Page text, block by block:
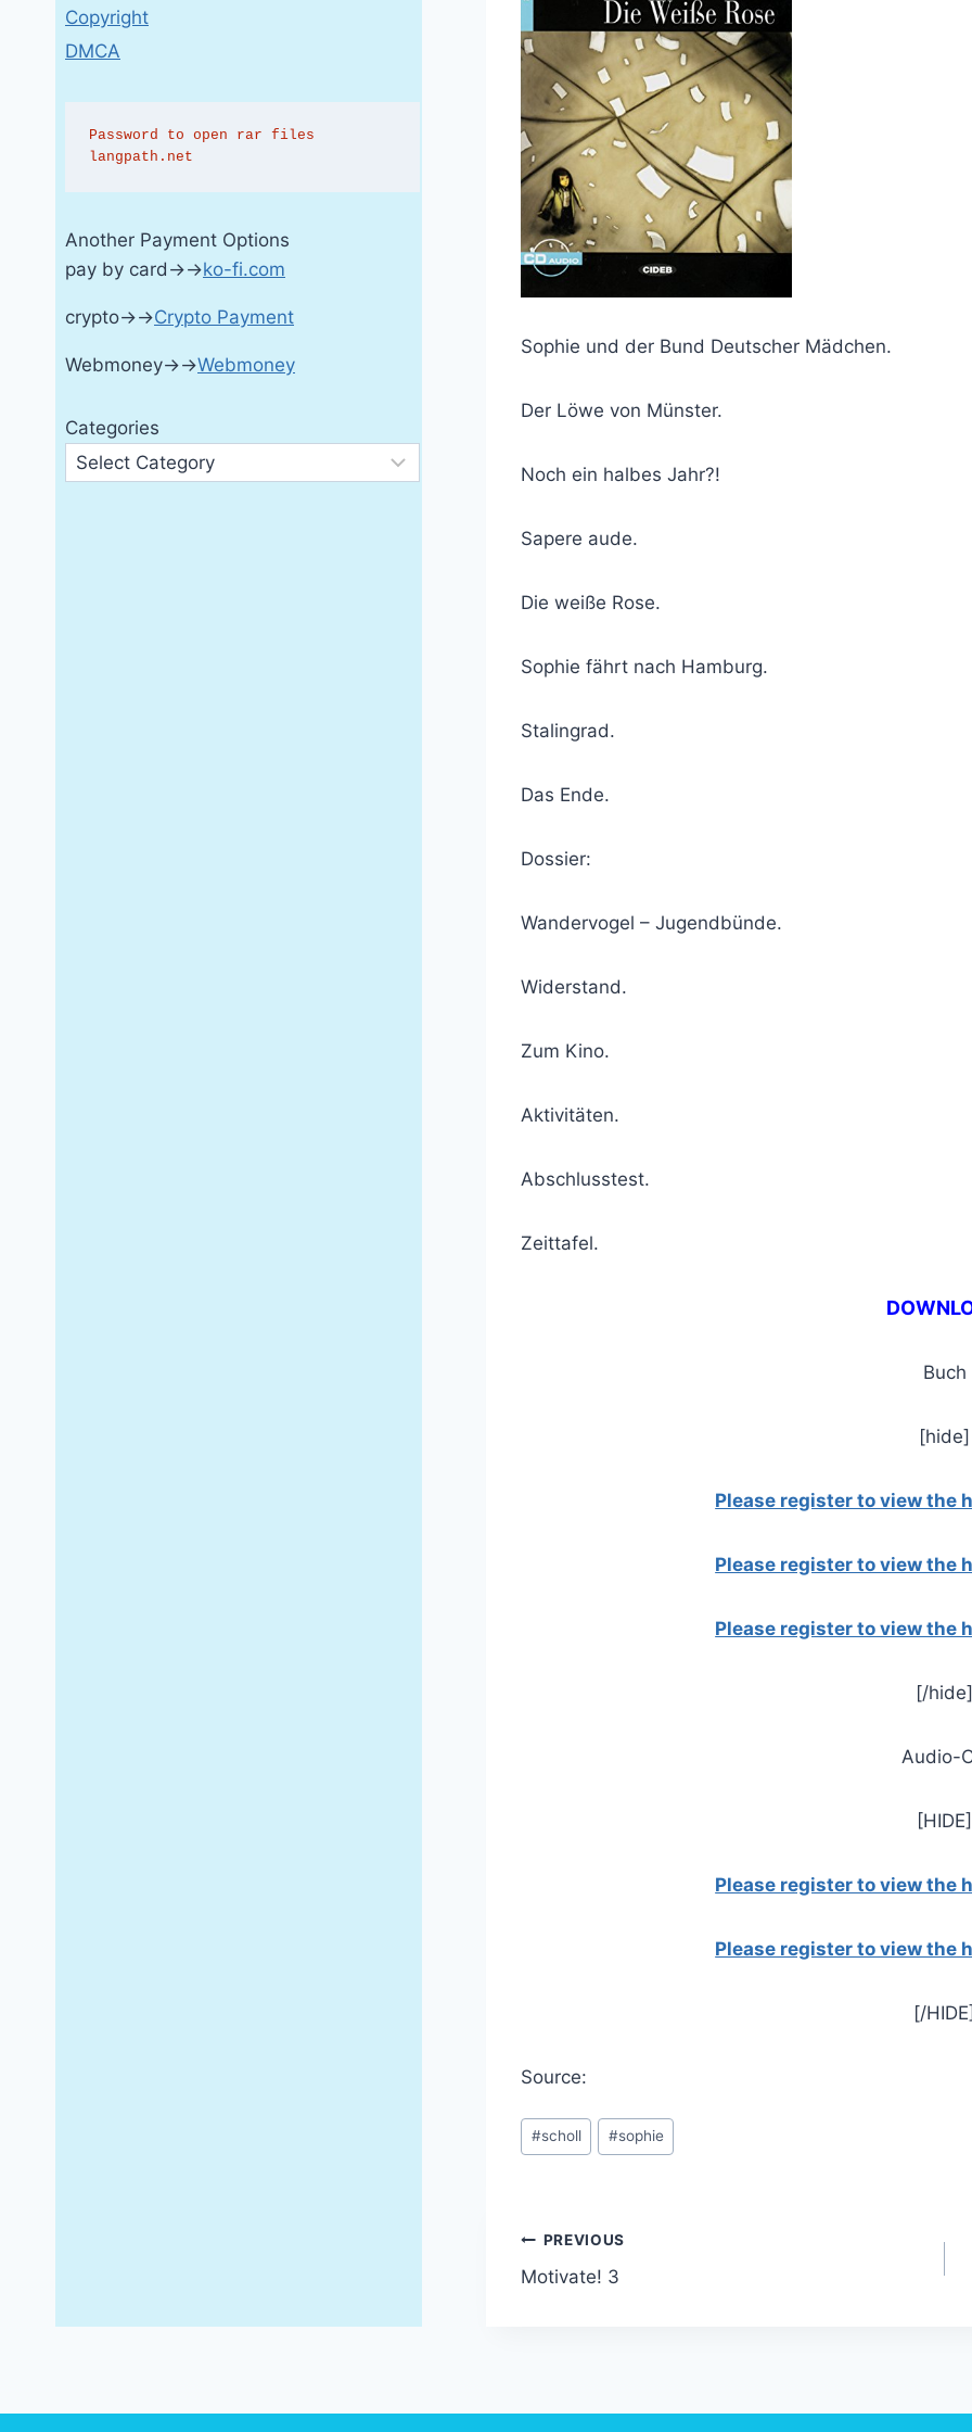
Sophie und der Bund Deutscher Mädchen.
Der Löwe von Münster.
Noch ein halbes Jahr?!
Sapere aude.
Die weiße Rose.
Sophie fährt nach Hamburg.
Stalingrad.
Das Ende.
Dossier:
Wandervogel – Jugendbünde.
Widerstand.
Zum Kino.
Aktivitäten.
Abschlusstest.
Zeittafel.
Buch
[hide]
Please register to view the
Please register to view the
Please register to view the
[/
Audio-
[HIDE]
Please register to view the
Please register to view the
[/
Source:
Post
Tags:
#scholl #sophie
Post
navigation
PREVIOUS
Motivate! 3
Copyright
DMCA
Password to open rar files
langpath.net
Another Payment Options
pay by card→→ko-fi.com
crypto→→Crypto Payment
Webmoney→→Webmoney
Categories